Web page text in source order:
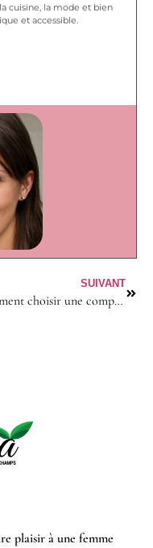
cuisine, la mode et bien
et accessible.
SUIVANT
Comment choisir une complémentaire santé adaptée à votre budget grâce au devis ?
plaisir à une femme